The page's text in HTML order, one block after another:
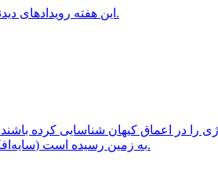
این هفته رویدادهای دیدنی مانند طلوع و غروب ماه کامل، سیاره های شامگاهی و صبحگاهی را خواهیم داشت.
ثبت شد، احتمالاً از یک کهکشان دوردست و غبارآلود موسوم به «Shadow Blaster» (سایه‌افکن) به زمین رسیده است.